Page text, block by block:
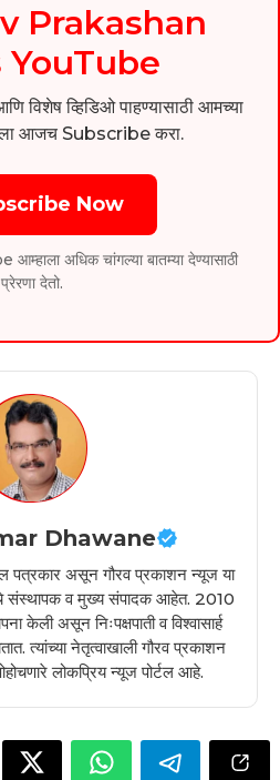
Prakashan
YouTube
विशेष व्हिडिओ पाहण्यासाठी आमच्या
आजच Subscribe करा.
Now
अधिक चांगल्या बातम्या देण्यासाठी
प्रेरणा देतो.
Dhawane
पत्रकार असून गौरव प्रकाशन न्यूज या
संस्थापक व मुख्य संपादक आहेत. 2010
केली असून निःपक्षपाती व विश्वासार्ह
त्यांच्या नेतृत्वाखाली गौरव प्रकाशन
लोकप्रिय न्यूज पोर्टल आहे.